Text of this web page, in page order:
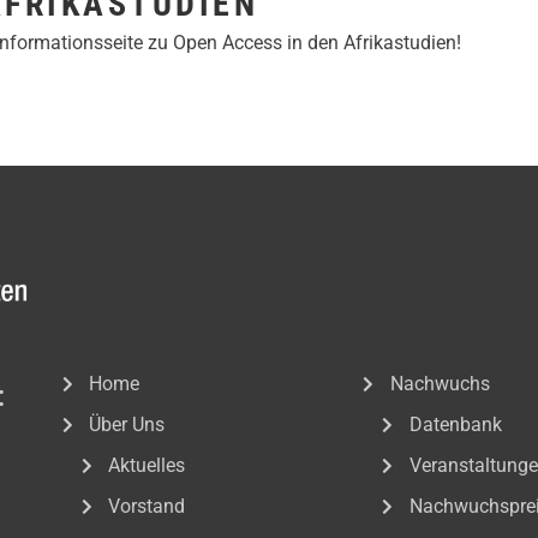
zu Open Access in den Afrikastudien!
Home
Über Uns
Aktuelles
Vorstand
Nachwuchs
Datenbank